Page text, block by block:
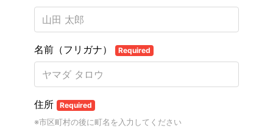
名前（フリガナ） Required
住所 Required
※市区町村の後に町名を入力してください